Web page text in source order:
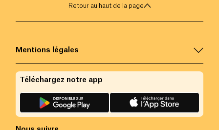
Retour au haut de la page
Mentions légales
Téléchargez notre app